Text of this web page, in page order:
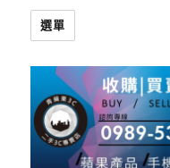
選單